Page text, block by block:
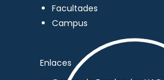
Facultades
Campus
Enlaces